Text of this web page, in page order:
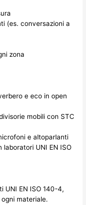
(es. conversazioni a
zona
e eco in open
mobili con STC
e altoparlanti
UNI EN ISO
UNI EN ISO 140-4,
materiale.